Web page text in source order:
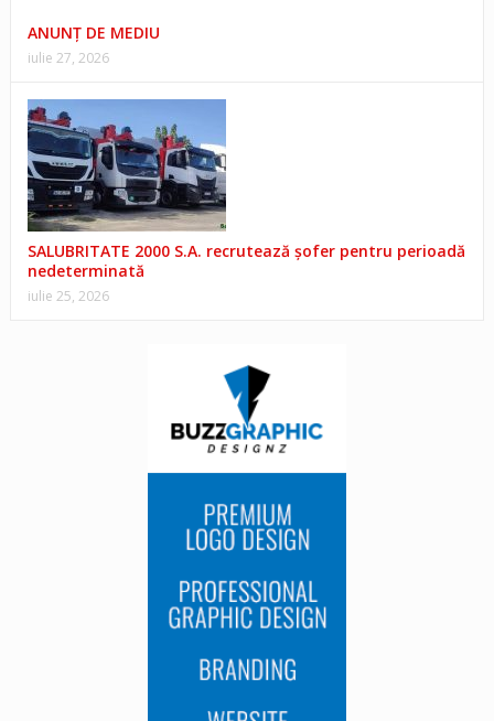
ANUNŢ DE MEDIU
iulie 27, 2026
SALUBRITATE 2000 S.A. recrutează șofer pentru perioadă
nedeterminată
iulie 25, 2026